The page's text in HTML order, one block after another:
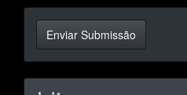
Enviar
Submissão
Enviar Submissão